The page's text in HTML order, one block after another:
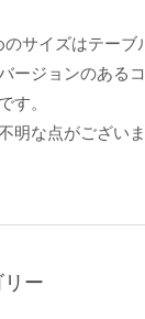
サイズはテー
ージョンのある
す。
明な点がござい
ー